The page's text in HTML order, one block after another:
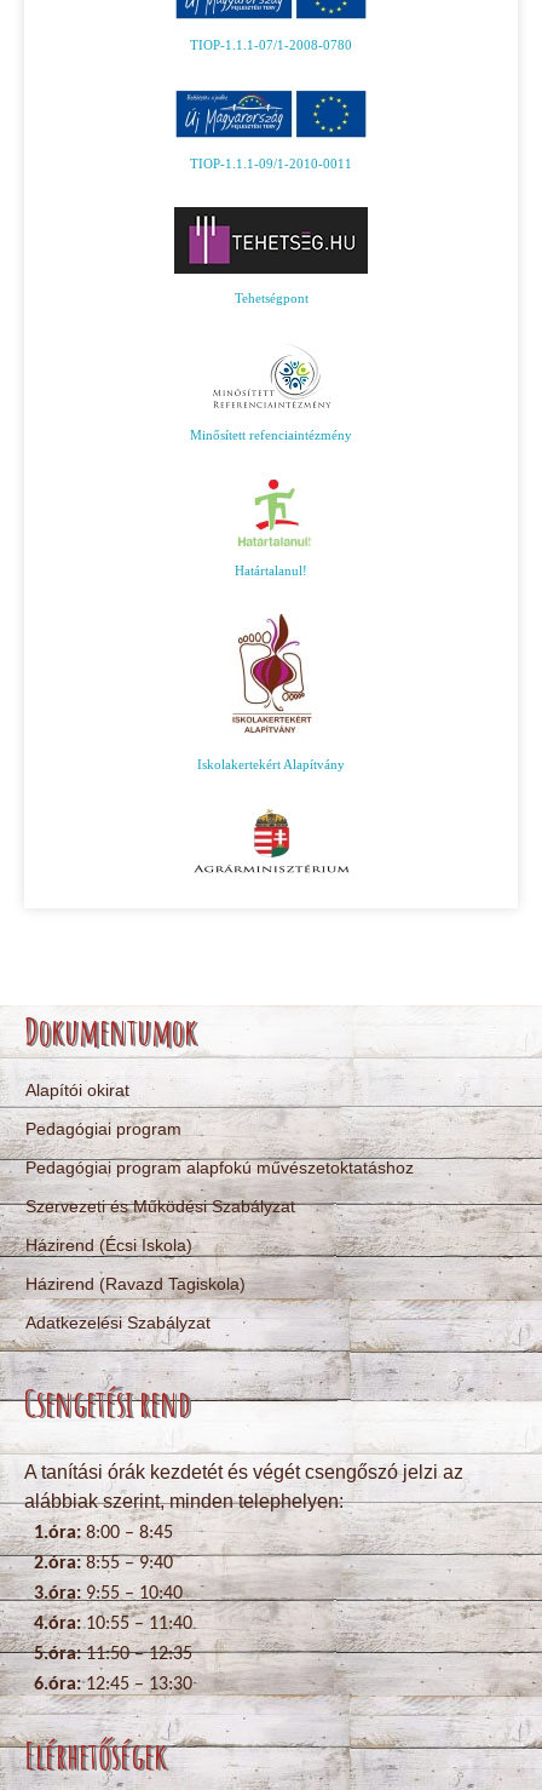
TIOP-1.1.1-07/1-2008-0780
TIOP-1.1.1-09/1-2010-0011
Tehetségpont
Minősített refenciaintézmény
Határtalanul!
Iskolakertekért Alapítvány
Dokumentumok
Alapítói okirat
Pedagógiai program
Pedagógiai program alapfokú művészetoktatáshoz
Szervezeti és Működési Szabályzat
Házirend (Écsi Iskola)
Házirend (Ravazd Tagiskola)
Adatkezelési Szabályzat
Csengetési rend
A tanítási órák kezdetét és végét csengőszó jelzi az
alábbiak szerint, minden telephelyen:
1.óra:8:00 – 8:45
2.óra: 8:55 – 9:40
3.óra: 9:55 – 10:40
4.óra:10:55 – 11:40
5.óra:11:50 – 12:35
6.óra:12:45 – 13:30
Elérhetőségek